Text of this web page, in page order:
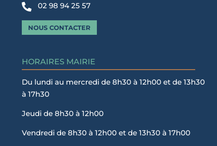
 02 98 94 25 57
NOUS CONTACTER
HORAIRES MAIRIE
Du lundi au mercredi de 8h30 à 12h00 et de 13h30
à 17h30
Jeudi de 8h30 à 12h00
Vendredi de 8h30 à 12h00 et de 13h30 à 17h00